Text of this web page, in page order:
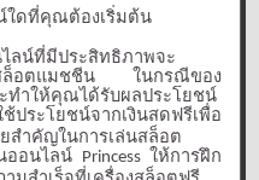
ใดที่คุณต้องเริ่มต้น
ลน์ที่มีประสิทธิภาพจะ
ล็อตแมชชีน
ในกรณีของ
ทำให้คุณได้รับผลประโยชน์
ช้ประโยชน์จากเงินสดฟรีเพื่อ
สำคัญในการเล่นสล็อต
ออนไลน์ Princess ให้การฝึก